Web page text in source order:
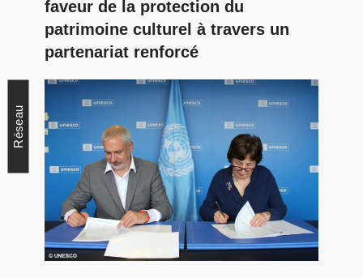
faveur de la protection du
patrimoine culturel à travers un
partenariat renforcé
Réseau